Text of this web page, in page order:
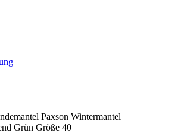
Paxson Wintermantel
Grün Größe 40